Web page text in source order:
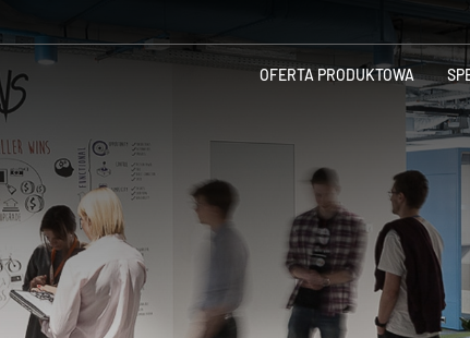
OFERTA PRODUKTOWA